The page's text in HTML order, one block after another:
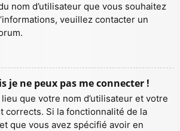
nom d’utilisateur que vous souhaitez
veuillez contacter un
je ne peux pas me connecter !
que votre nom d’utilisateur et votre
corrects. Si la fonctionnalité de la
que vous avez spécifié avoir en